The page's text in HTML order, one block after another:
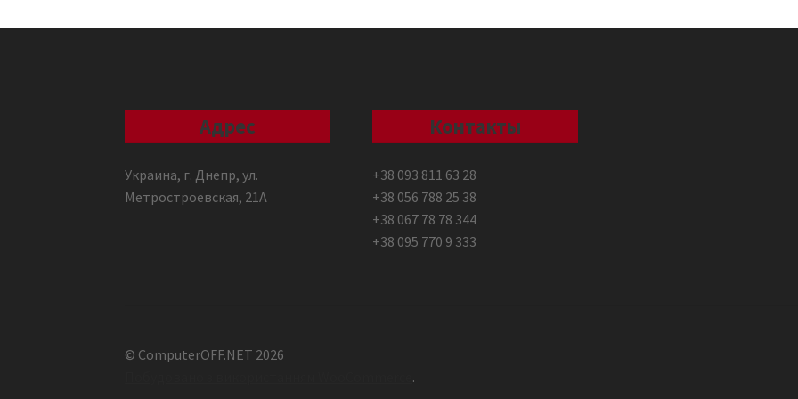
Адрес
Украина, г. Днепр, ул.
Метростроевская, 21А
Контакты
+38 093 811 63 28
+38 056 788 25 38
+38 067 78 78 344
+38 095 770 9 333
© ComputerOFF.NET 2026
.